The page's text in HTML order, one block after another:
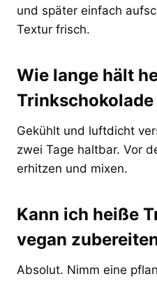
und später einfach
Textur frisch.
Wie lange hält
Gekühlt und luftdicht
zwei Tage haltbar. Vor
erhitzen und mixen.
Kann ich heiße
vegan
Absolut. Nimm eine